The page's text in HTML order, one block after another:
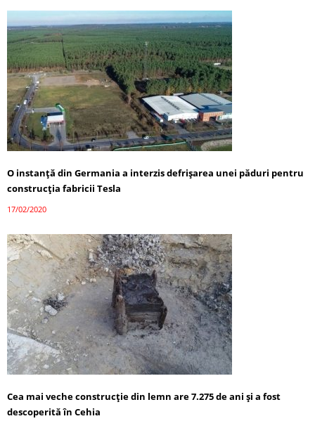
O instanţă din Germania a interzis defrișarea unei păduri pentru
construcţia fabricii Tesla
17/02/2020
Cea mai veche construcţie din lemn are 7.275 de ani și a fost
descoperită în Cehia